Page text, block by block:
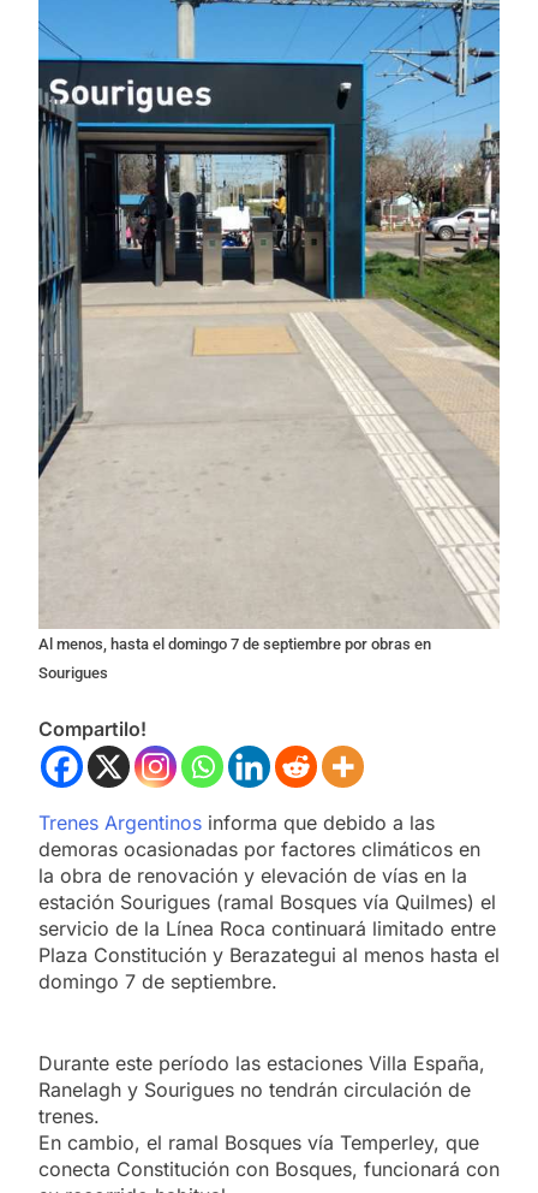
Al menos, hasta el domingo 7 de septiembre por obras en
Sourigues
Compartilo!
Trenes Argentinos informa que debido a las
demoras ocasionadas por factores climáticos en
la obra de renovación y elevación de vías en la
estación Sourigues (ramal Bosques vía Quilmes) el
servicio de la Línea Roca continuará limitado entre
Plaza Constitución y Berazategui al menos hasta el
domingo 7 de septiembre.
Durante este período las estaciones Villa España,
Ranelagh y Sourigues no tendrán circulación de
trenes.
En cambio, el ramal Bosques vía Temperley, que
conecta Constitución con Bosques, funcionará con